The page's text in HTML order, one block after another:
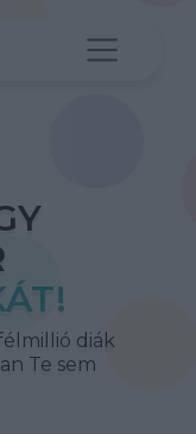
diák
Te sem